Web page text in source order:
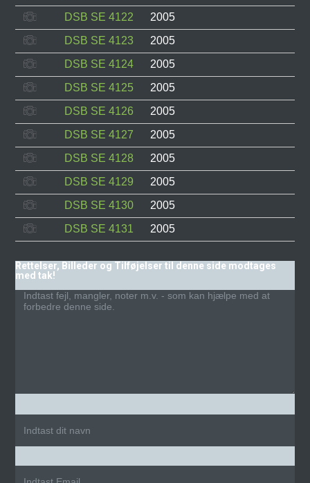
DSB SE 4122
2005
DSB SE 4123
2005
DSB SE 4124
2005
DSB SE 4125
2005
DSB SE 4126
2005
DSB SE 4127
2005
DSB SE 4128
2005
DSB SE 4129
2005
DSB SE 4130
2005
DSB SE 4131
2005
Rettelser, Billeder og Tilføjelser til denne side modtages
med tak!